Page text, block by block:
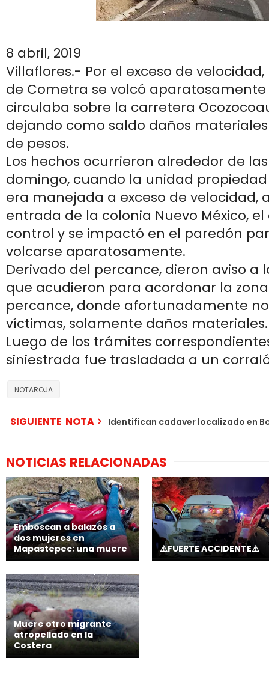
8 abril, 2019
Villaflores.- Por el exceso de
de Cometra se volcó
circulaba sobre la carretera
dejando como saldo daños
de pesos.
Los hechos ocurrieron alrededor de
domingo, cuando la unidad
era manejada a exceso de velocidad,
entrada de la colonia Nuevo México,
control y se impactó en el paredón
volcarse aparatosamente.
Derivado del percance, dieron aviso a
que acudieron para acordonar la
percance, donde afortunadamente
víctimas, solamente daños materiales.
Luego de los trámites
siniestrada fue trasladada a un
NOTAROJA
SIGUIENTE NOTA Identifican cadaver localizado en
NOTICIAS RELACIONADAS
Emboscan a balazos a
dos mujeres en
Mapastepec; una muere
⚠️FUERTE ACCIDENTE⚠️
Muere otro migrante
atropellado en la
Costera